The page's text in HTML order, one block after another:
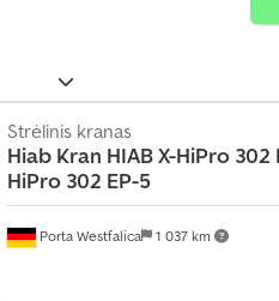
Porta Westfalica 1 037 km
Strėlinis kranas
Hiab Kran HIAB X-HiPro 302
HiPro 302 EP-5